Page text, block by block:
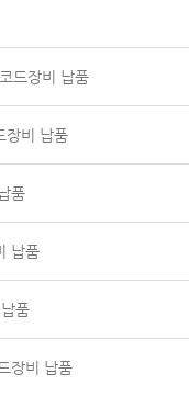
드장비 납품
장비 납품
품
납품
품
장비 납품